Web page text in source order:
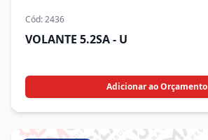
Cód:2436
VOLANTE 5.2SA - U
Adicionar ao Orçamento